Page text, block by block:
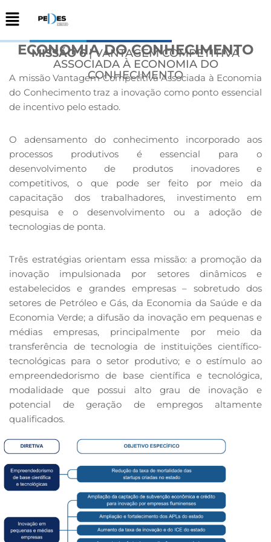
ECONOMIA DO CONHECIMENTO
MISSÃO 6| VANTAGEM COMPETITIVA
ASSOCIADA À ECONOMIA DO
CONHECIMENTO
A missão Vantagem Competitiva Associada à Economia
do Conhecimento traz a inovação como ponto essencial
de incentivo pelo estado.
O adensamento do conhecimento incorporado aos
processos produtivos é essencial para o
desenvolvimento de produtos inovadores e
competitivos, o que pode ser feito por meio da
capacitação dos trabalhadores, investimento em
pesquisa e o desenvolvimento ou a adoção de
tecnologias de ponta.
Três estratégias orientam essa missão: a promoção da
inovação impulsionada por setores dinâmicos e
estabelecidos e grandes empresas – sobretudo dos
setores de Petróleo e Gás, da Economia da Saúde e da
Economia Verde; a difusão da inovação em pequenas e
médias empresas, principalmente por meio da
transferência de tecnologia de instituições científico-
tecnológicas para o setor produtivo; e o estímulo ao
empreendedorismo de base científica e tecnológica,
modalidade que possui alto grau de inovação e
potencial de geração de empregos altamente
qualificados.